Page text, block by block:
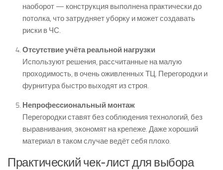
наоборот — конструкция выполнена практически до
потолка, что затрудняет уборку и может создавать
риски в ЧС.
Отсутствие учёта реальной нагрузки
Используют решения, рассчитанные на малую
проходимость, в очень оживленных ТЦ. Перегородки и
фурнитура быстро выходят из строя.
Непрофессиональный монтаж
Перегородки ставят без соблюдения технологий, без
выравнивания, экономят на крепеже. Даже хороший
материал в таком случае ведёт себя плохо.
Практический чек-лист для выбора